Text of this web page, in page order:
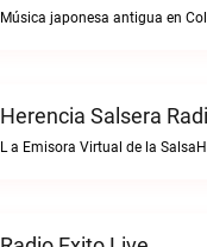
Herencia Salsera